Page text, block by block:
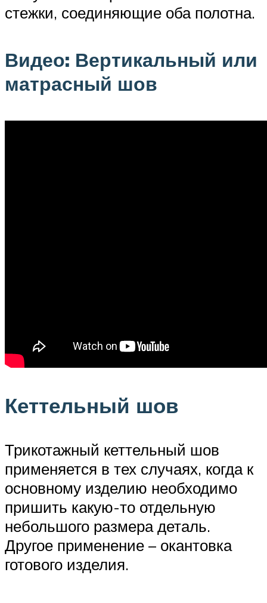
стежки, соединяющие оба полотна.
Видео: Вертикальный или
матрасный шов
Кеттельный шов
Трикотажный кеттельный шов
применяется в тех случаях, когда к
основному изделию необходимо
пришить какую-то отдельную
небольшого размера деталь.
Другое применение – окантовка
готового изделия.